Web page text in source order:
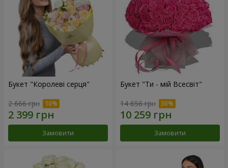
Букет "Королеві серця"
2 666 грн
Замовити
Букет "Ти - мій Всесвіт"
14 656 грн
Замовити